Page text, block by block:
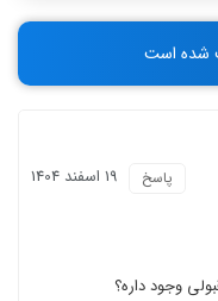
19 اسفند 1404 پاسخ